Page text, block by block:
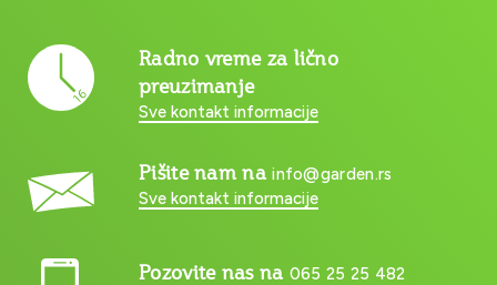
Radno vreme za lično
preuzimanje
Sve kontakt informacije
Pišite nam nainfo@garden.rs
Sve kontakt informacije
Pozovite nas na 065 25 25 482